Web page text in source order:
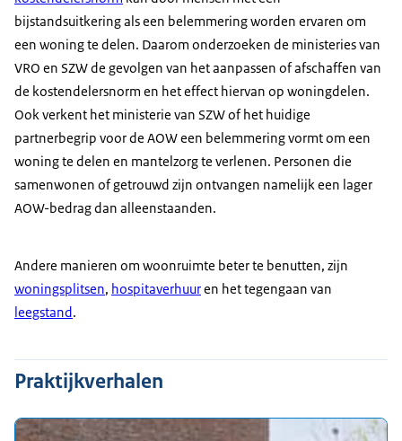
bijstandsuitkering als een belemmering worden ervaren om
een woning te delen. Daarom onderzoeken de ministeries van
VRO en SZW de gevolgen van het aanpassen of afschaffen van
de kostendelersnorm en het effect hiervan op woningdelen.
Ook verkent het ministerie van SZW of het huidige
partnerbegrip voor de AOW een belemmering vormt om een
woning te delen en mantelzorg te verlenen. Personen die
samenwonen of getrouwd zijn ontvangen namelijk een lager
AOW-bedrag dan alleenstaanden.
Andere manieren om woonruimte beter te benutten, zijn
woningsplitsen, hospitaverhuuren het tegengaan van
leegstand.
Praktijkverhalen